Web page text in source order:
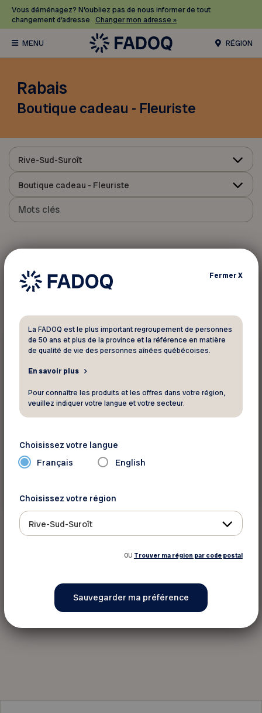
Vous déménagez? N’oubliez pas de nous informer de tout
changement d’adresse. Changer mon adresse »
RÉGION
Rabais
Boutique cadeau - Fleuriste
Rive-Sud-Suroît
Boutique cadeau - Fleuriste
résultat trouvé
Boutique cadeau -
Fleurista
15 % de rabais sur tous les produits et services
FermerX
La FADOQ est le plus important regroupement de personnes
de 50 ans et plus de la province et la référence en matière
de qualité de vie des personnes aînées québécoises.
En savoir plus
Pour connaître les produits et les offres dans votre région,
veuillez indiquer votre langue et votre secteur.
Choisissez votre langue
Français English
Choisissez votre région
Rive-Sud-Suroît
OU Trouver ma région par code postal